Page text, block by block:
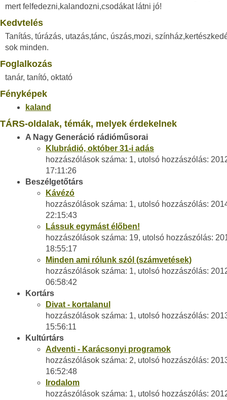
mert felfedezni,kalandozni,csodákat látni jó!
Kedvtelés
Tanítás, túrázás, utazás,tánc, úszás,mozi,
sok minden.
Foglalkozás
tanár, tanító, oktató
Fényképek
kaland
TÁRS-oldalak, témák, melyek érdekelnek
A Nagy Generáció rádióműsorai
Klubrádió, október 31-i adás
hozzászólások száma: 1, utolsó hozzászólás:
17:11:26
Beszélgetőtárs
Kávézó
hozzászólások száma: 1, utolsó hozzászólás:
22:15:43
Lássuk egymást élőben!
hozzászólások száma: 19, utolsó hozzászólás:
18:55:17
Minden ami rólunk szól (számvetések)
hozzászólások száma: 1, utolsó hozzászólás:
06:58:42
Kortárs
Divat - kortalanul
hozzászólások száma: 1, utolsó hozzászólás:
15:56:11
Kultúrtárs
Adventi - Karácsonyi programok
hozzászólások száma: 2, utolsó hozzászólás:
16:52:48
Irodalom
hozzászólások száma: 1, utolsó hozzászólás: